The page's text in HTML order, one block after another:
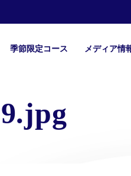
季節限定コース メディア情